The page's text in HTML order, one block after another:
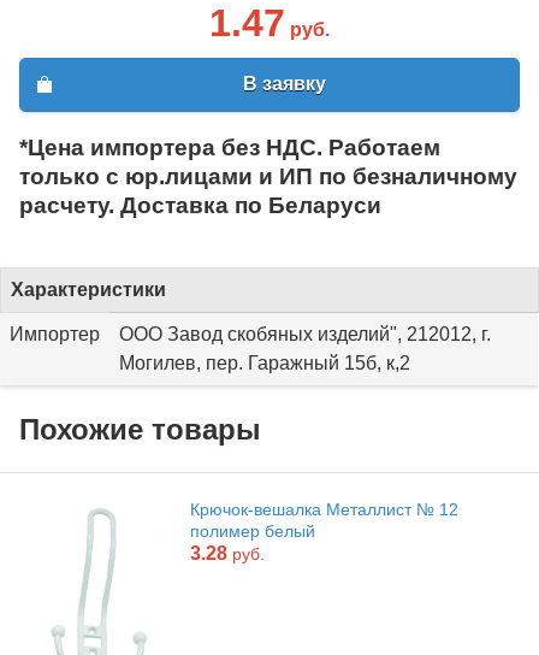
1.47 руб.
В заявку
*Цена импортера без НДС. Работаем
только с юр.лицами и ИП по безналичному
расчету. Доставка по Беларуси
Характеристики
Импортер
ООО Завод скобяных изделий", 212012, г.
Могилев, пер. Гаражный 15б, к,2
Похожие товары
Крючок-вешалка Металлист № 12
полимер белый
3.28 руб.